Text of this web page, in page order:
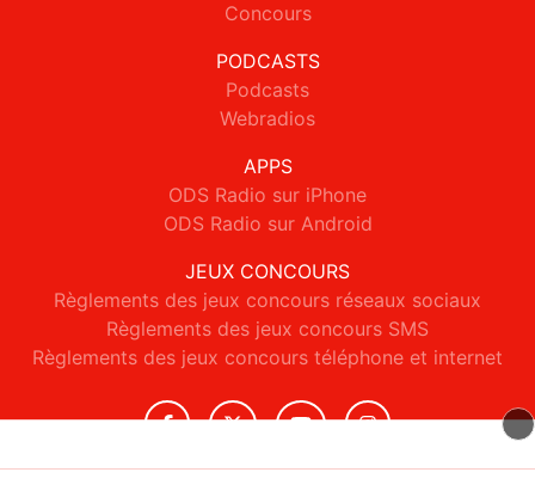
Concours
PODCASTS
Podcasts
Webradios
APPS
ODS Radio sur iPhone
ODS Radio sur Android
JEUX CONCOURS
Règlements des jeux concours réseaux sociaux
Règlements des jeux concours SMS
Règlements des jeux concours téléphone et internet